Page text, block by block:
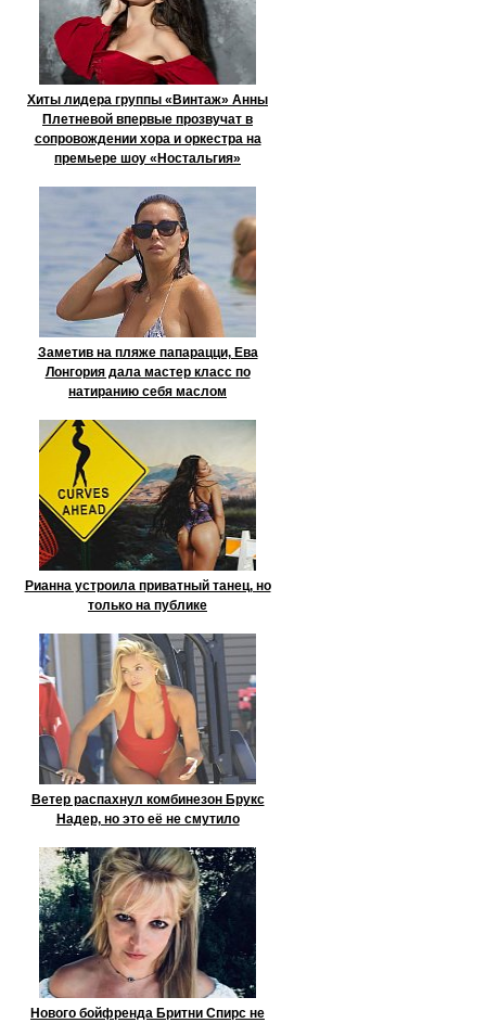
Хиты лидера группы «Винтаж» Анны
Плетневой впервые прозвучат в
сопровождении хора и оркестра на
премьере шоу «Ностальгия»
Заметив на пляже папарацци, Ева
Лонгория дала мастер класс по
натиранию себя маслом
Рианна устроила приватный танец, но
только на публике
Ветер распахнул комбинезон Брукс
Надер, но это её не смутило
Нового бойфренда Бритни Спирс не